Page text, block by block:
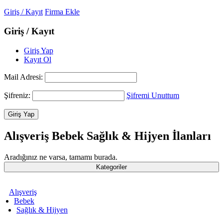
Giriş / Kayıt Firma Ekle
Giriş / Kayıt
Giriş Yap
Kayıt Ol
Mail Adresi:
Şifreniz: Şifremi Unuttum
Alışveriş Bebek Sağlık & Hijyen İlanları
Aradığınız ne varsa, tamamı burada.
Kategoriler
Alışveriş
Bebek
Sağlık & Hijyen